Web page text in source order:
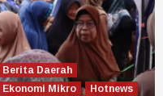
Berita Daerah
Ekonomi Mikro
Hotnews